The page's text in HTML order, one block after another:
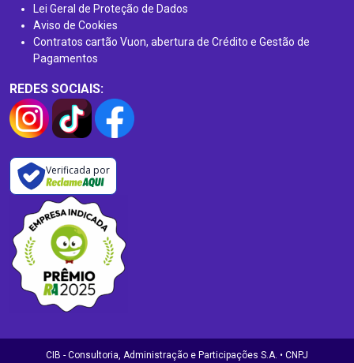
Lei Geral de Proteção de Dados
Aviso de Cookies
Contratos cartão Vuon, abertura de Crédito e Gestão de
Pagamentos
REDES SOCIAIS:
Verificada por
CIB - Consultoria, Administração e Participações S.A. • CNPJ